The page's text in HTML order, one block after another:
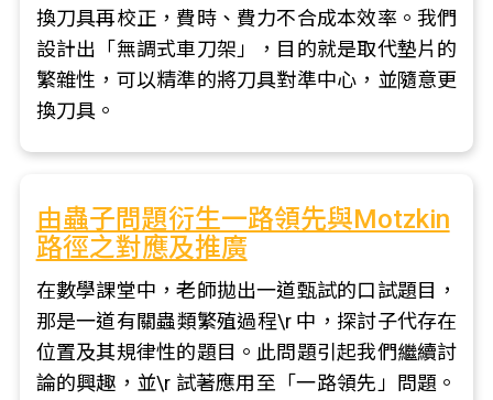
換刀具再校正，費時、費力不合成本效率。我們
設計出「無調式車刀架」，目的就是取代墊片的
繁雜性，可以精準的將刀具對準中心，並隨意更
換刀具。
由蟲子問題衍生一路領先與Motzkin
路徑之對應及推廣
在數學課堂中，老師拋出一道甄試的口試題目，
那是一道有關蟲類繁殖過程\r 中，探討子代存在
位置及其規律性的題目。此問題引起我們繼續討
論的興趣，並\r 試著應用至「一路領先」問題。